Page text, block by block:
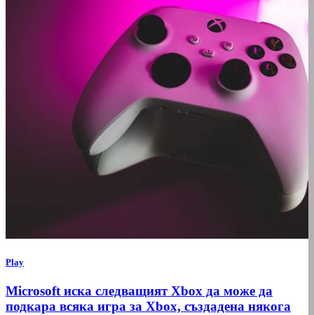
Play
Microsoft иска следващият Xbox да може да
подкара всяка игра за Xbox, създадена някога